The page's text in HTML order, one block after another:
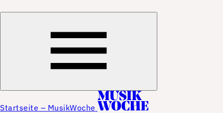
Startseite – MusikWoche